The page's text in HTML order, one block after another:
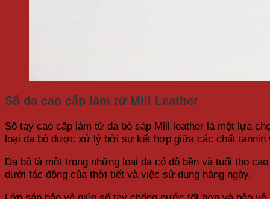
Sổ da cao cấp làm từ Mill Leather
Sổ tay cao cấp làm từ da bò sáp Mill leather là một lựa
loại da bò được xử lý bởi sự kết hợp giữa các chất
Da bò là một trong những loại da có độ bền và tuổi thọ
dưới tác động của thời tiết và việc sử dụng hàng ngày.